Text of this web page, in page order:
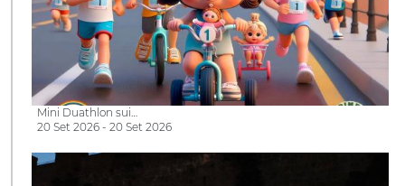
Mini Duathlon sui…
20 Set 2026 - 20 Set 2026